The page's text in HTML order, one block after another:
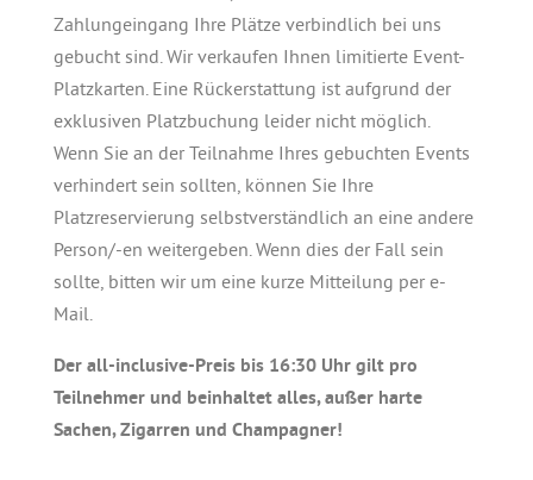
Zahlungeingang Ihre Plätze verbindlich bei uns
gebucht sind. Wir verkaufen Ihnen limitierte Event-
Platzkarten. Eine Rückerstattung ist aufgrund der
exklusiven Platzbuchung leider nicht möglich.
Wenn Sie an der Teilnahme Ihres gebuchten Events
verhindert sein sollten, können Sie Ihre
Platzreservierung selbstverständlich an eine andere
Person/-en weitergeben. Wenn dies der Fall sein
sollte, bitten wir um eine kurze Mitteilung per e-
Mail.
Der all-inclusive-Preis bis 16:30 Uhr gilt pro
Teilnehmer und beinhaltet alles, außer harte
Sachen, Zigarren und Champagner!